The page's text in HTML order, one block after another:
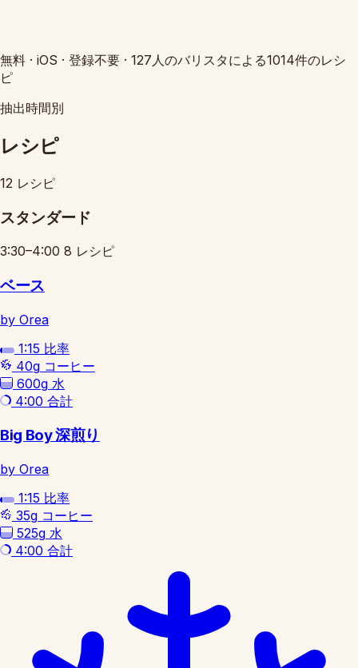
無料 · iOS · 登録不要 · 127人のバリスタによる1014件のレシ
ピ
抽出時間別
レシピ
12 レシピ
スタンダード
3:30–4:00 8 レシピ
ベース
by Orea
1:15 比率
40g コーヒー
600g 水
4:00 合計
Big Boy 深煎り
by Orea
1:15 比率
35g コーヒー
525g 水
4:00 合計